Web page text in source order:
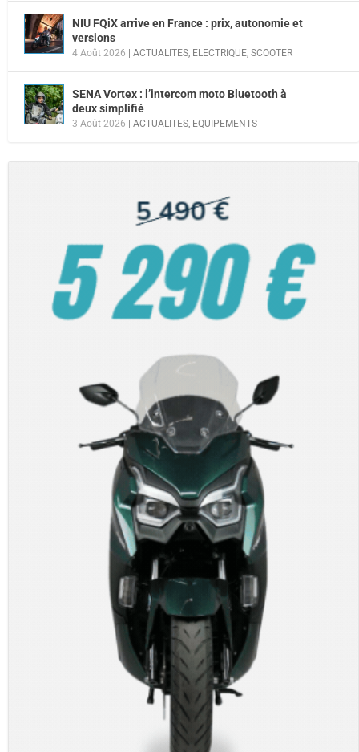
NIU FQiX arrive en France : prix, autonomie et
versions
4 Août 2026 ACTUALITES, ELECTRIQUE, SCOOTER
SENA Vortex : l’intercom moto Bluetooth à
deux simplifié
3 Août 2026 ACTUALITES, EQUIPEMENTS